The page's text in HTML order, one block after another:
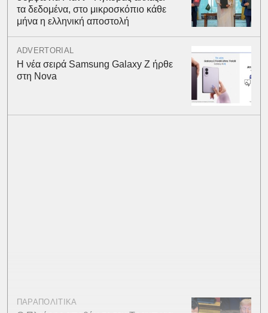
τα δεδομένα, στο μικροσκόπιο κάθε
μήνα η ελληνική αποστολή
ADVERTORIAL
Η νέα σειρά Samsung Galaxy Ζ ήρθε
στη Nova
ΠΑΡΑΠΟΛΙΤΙΚΑ